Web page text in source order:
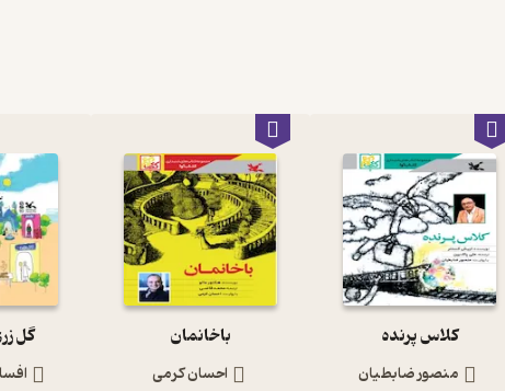
کلاس پرنده
منصور ضابطیان
باخانمان
احسان کرمی
گل